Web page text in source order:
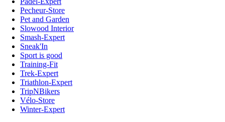
Pecheur-Store
Pet and Garden
Slowood Interior
Smash-Expert
Sneak'In
Sport is good
Training-Fit
Trek-Expert
Triathlon-Expert
TripNBikers
Vélo-Store
Winter-Expert